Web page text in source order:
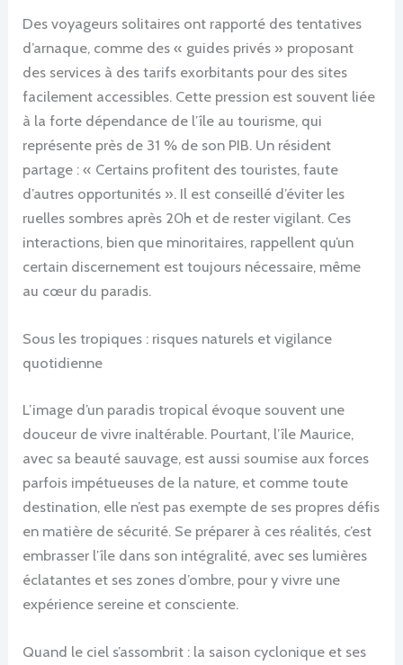
Des voyageurs solitaires ont rapporté des tentatives
d’arnaque, comme des « guides privés » proposant
des services à des tarifs exorbitants pour des sites
facilement accessibles. Cette pression est souvent liée
à la forte dépendance de l’île au tourisme, qui
représente près de 31 % de son PIB. Un résident
partage : « Certains profitent des touristes, faute
d’autres opportunités ». Il est conseillé d’éviter les
ruelles sombres après 20h et de rester vigilant. Ces
interactions, bien que minoritaires, rappellent qu’un
certain discernement est toujours nécessaire, même
au cœur du paradis.
Sous les tropiques : risques naturels et vigilance
quotidienne
L’image d’un paradis tropical évoque souvent une
douceur de vivre inaltérable. Pourtant, l’île Maurice,
avec sa beauté sauvage, est aussi soumise aux forces
parfois impétueuses de la nature, et comme toute
destination, elle n’est pas exempte de ses propres défis
en matière de sécurité. Se préparer à ces réalités, c’est
embrasser l’île dans son intégralité, avec ses lumières
éclatantes et ses zones d’ombre, pour y vivre une
expérience sereine et consciente.
Quand le ciel s’assombrit : la saison cyclonique et ses